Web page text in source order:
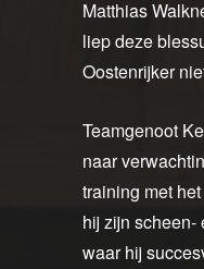
Matthias
liep deze
Oostenrijker
Teamgenoot
naar
training met
hij zijn
waar hij